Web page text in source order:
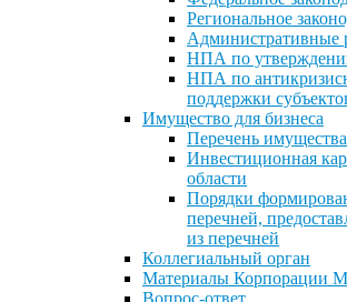
Региональное
Административные
НПА по
НПА по
поддержки
Имущество для бизнеса
Перечень
Инвестиционная
области
Порядки
перечней,
из перечней
Коллегиальный орган
Материалы Корпорации
Вопрос-ответ